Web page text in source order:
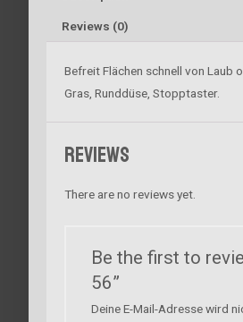
Reviews (0)
Befreit Flächen schnell von Laub
Gras, Runddüse, Stopptaster.
Reviews
There are no reviews yet.
Be the first to
56”
Deine E-Mail-Adresse wird